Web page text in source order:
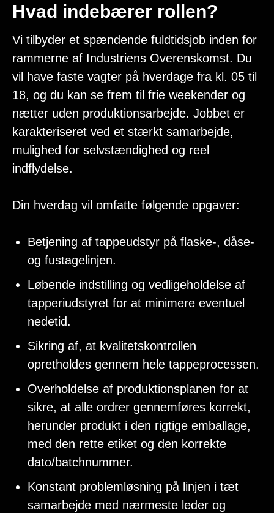
Hvad indebærer rollen?
Vi tilbyder et spændende fuldtidsjob inden for
rammerne af Industriens Overenskomst. Du
vil have faste vagter på hverdage fra kl. 05 til
18, og du kan se frem til frie weekender og
nætter uden produktionsarbejde. Jobbet er
karakteriseret ved et stærkt samarbejde,
mulighed for selvstændighed og reel
indflydelse.
Din hverdag vil omfatte følgende opgaver:
Betjening af tappeudstyr på flaske-, dåse-
og fustagelinjen.
Løbende indstilling og vedligeholdelse af
tapperiudstyret for at minimere eventuel
nedetid.
Sikring af, at kvalitetskontrollen
opretholdes gennem hele tappeprocessen.
Overholdelse af produktionsplanen for at
sikre, at alle ordrer gennemføres korrekt,
herunder produkt i den rigtige emballage,
med den rette etiket og den korrekte
dato/batchnummer.
Konstant problemløsning på linjen i tæt
samarbejde med nærmeste leder og